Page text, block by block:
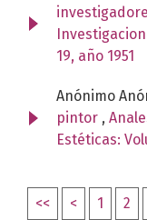
19, año 1951
Anónimo
pintor ,
Estéticas:
<< < 1 2